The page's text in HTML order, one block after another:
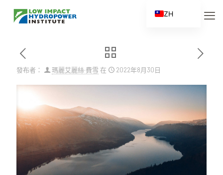
發布者： 瑪麗艾麗絲·費雪 在 2022年8月30日
ZH